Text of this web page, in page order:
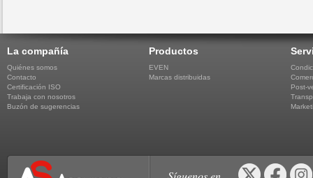
La compañía
Quiénes somos
Contacto
Certificación ISO
Trabaja con nosotros
Buzón de sugerencias
Productos
EVEN
Marcas distribuidas
Post-